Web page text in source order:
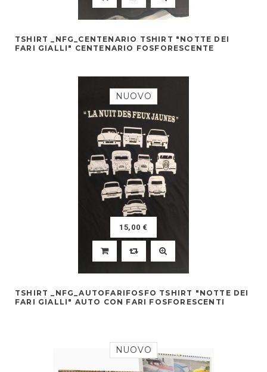
TSHIRT _NFG_CENTENARIO TSHIRT "NOTTE DEI
FARI GIALLI" CENTENARIO FOSFORESCENTE
NUOVO
15,00 €
TSHIRT _NFG_AUTOFARIFOSFO TSHIRT "NOTTE DEI
FARI GIALLI" AUTO CON FARI FOSFORESCENTI
NUOVO